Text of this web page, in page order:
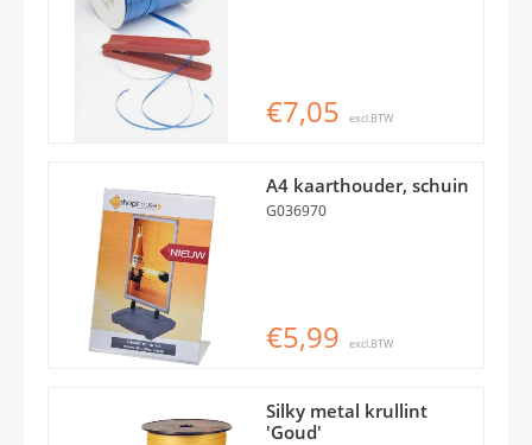
€7,05 excl.BTW
A4 kaarthouder, schuin
G036970
€5,99 excl.BTW
Silky metal krullint
'Goud'